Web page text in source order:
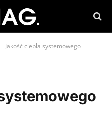
Jakość ciepła systemowego